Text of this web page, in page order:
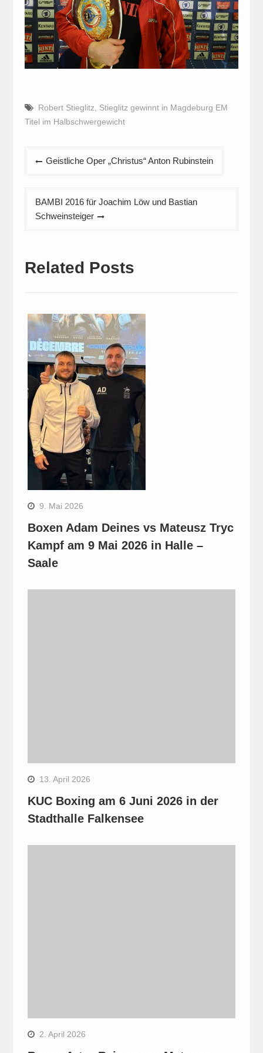
Robert Stieglitz
Stieglitz gewinnt in Magdeburg EM
Titel im Halbschwergewicht
Beitragsnavigation
Geistliche Oper „Christus“ Anton Rubinstein
BAMBI 2016 für Joachim Löw und Bastian
Schweinsteiger
Related Posts
9. Mai 2026
Boxen Adam Deines vs Mateusz Tryc
Kampf am 9 Mai 2026 in Halle –
Saale
13. April 2026
KUC Boxing am 6 Juni 2026 in der
Stadthalle Falkensee
2. April 2026